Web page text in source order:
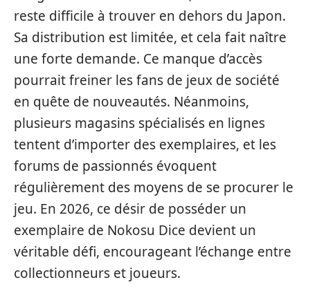
reste difficile à trouver en dehors du Japon.
Sa distribution est limitée, et cela fait naître
une forte demande. Ce manque d’accès
pourrait freiner les fans de jeux de société
en quête de nouveautés. Néanmoins,
plusieurs magasins spécialisés en lignes
tentent d’importer des exemplaires, et les
forums de passionnés évoquent
régulièrement des moyens de se procurer le
jeu. En 2026, ce désir de posséder un
exemplaire de Nokosu Dice devient un
véritable défi, encourageant l’échange entre
collectionneurs et joueurs.